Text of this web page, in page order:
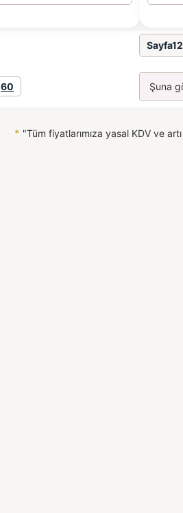
Sayfa12
60
* "Tüm fiyatlarımıza yasal KDV ve artı